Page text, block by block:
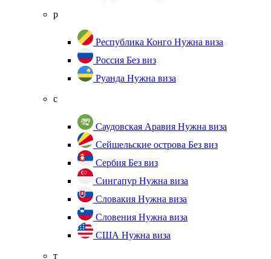
р
Республика Конго Нужна виза
Россия Без виз
Руанда Нужна виза
с
Саудовская Аравия Нужна виза
Сейшельские острова Без виз
Сербия Без виз
Сингапур Нужна виза
Словакия Нужна виза
Словения Нужна виза
США Нужна виза
т